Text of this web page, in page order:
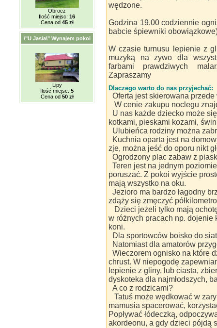
Obrocz
Ilość miejsc: 16
Cena od 45 zł
\"U Jasia\" Wynajem pokoi
Lipy
Ilość miejsc: 5
Cena od 50 zł
wędzone.
Godzina 19.00 codziennie
babcie śpiewniki
W czasie turnusu lepienie z
muzyką na zywo dla
farbami prawdziwych
Zapraszamy
Dlaczego warto do nas przyjechać:
Oferta jest skierowana
W cenie zakupu noclegu
U nas każde dziecko może
kotkami, pieskami kozami,
Ulubieńca rodziny można
Kuchnia oparta jest na
zje, można jeść do oporu nikt
Ogrodzony plac zabaw z
Teren jest na jednym
poruszać. Z pokoi wyjście
mają wszystko na oku.
Jezioro ma bardzo łagodny
zdąży się zmęczyć
Dzieci jeżeli tylko mają
w różnych pracach np. dojenie
koni.
Dla sportowców boisko do
Natomiast dla amatorów
Wieczorem ognisko na które
chrust. W niepogodę
lepienie z gliny, lub ciasta,
dyskoteka dla najmłodszych,
A co z rodzicami?
Tatuś może wędkować w
mamusia spacerować,
Popływać łódeczką,
akordeonu, a gdy dzieci pójdą